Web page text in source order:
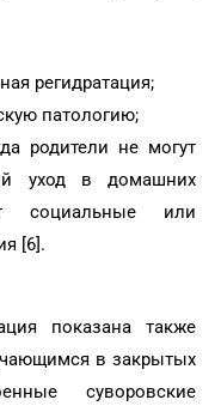
регидратация;
патологию;
родители не могут
уход в домашних
социальные или
[6].
показана также
в закрытых
суворовские